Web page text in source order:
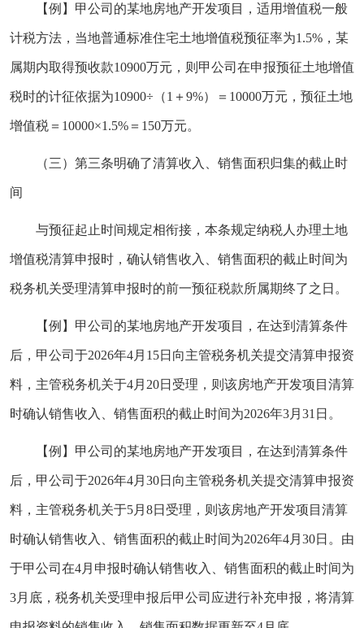
【例】甲公司的某地房地产开发项目，适用增值税一般
计税方法，当地普通标准住宅土地增值税预征率为1.5%，某
属期内取得预收款10900万元，则甲公司在申报预征土地增值
税时的计征依据为10900÷（1＋9%）＝10000万元，预征土地
增值税＝10000×1.5%＝150万元。
（三）第三条明确了清算收入、销售面积归集的截止时
间
与预征起止时间规定相衔接，本条规定纳税人办理土地
增值税清算申报时，确认销售收入、销售面积的截止时间为
税务机关受理清算申报时的前一预征税款所属期终了之日。
【例】甲公司的某地房地产开发项目，在达到清算条件
后，甲公司于2026年4月15日向主管税务机关提交清算申报资
料，主管税务机关于4月20日受理，则该房地产开发项目清算
时确认销售收入、销售面积的截止时间为2026年3月31日。
【例】甲公司的某地房地产开发项目，在达到清算条件
后，甲公司于2026年4月30日向主管税务机关提交清算申报资
料，主管税务机关于5月8日受理，则该房地产开发项目清算
时确认销售收入、销售面积的截止时间为2026年4月30日。由
于甲公司在4月申报时确认销售收入、销售面积的截止时间为
3月底，税务机关受理申报后甲公司应进行补充申报，将清算